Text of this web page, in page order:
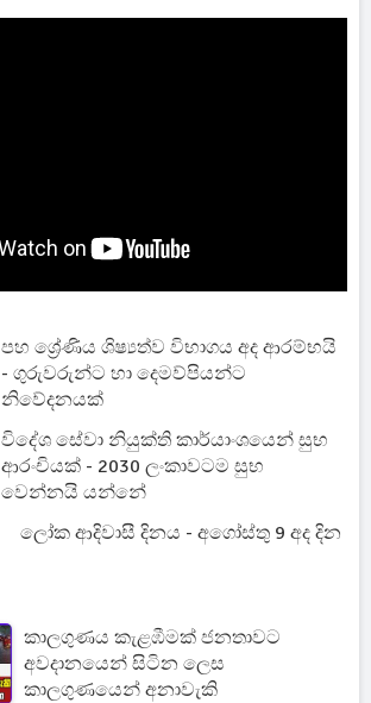
පහ ශ්‍රේණිය ශිෂ්‍යත්ව විභාගය අද ආරම්භයි
- ගුරුවරුන්ට හා දෙමව්පියන්ට
නිවේදනයක්
විදේශ සේවා නියුක්ති කාර්යාංශයෙන් සුභ
ආරංචියක් - 2030 ලංකාවටම සුභ
වෙන්නයි යන්නේ
ලෝක ආදිවාසී දිනය - අගෝස්තු 9 අද දින
කාලගුණය කැළඹීමක් ජනතාවට
අවදානයෙන් සිටින ලෙස
කාලගුණයෙන් අනාවැකි